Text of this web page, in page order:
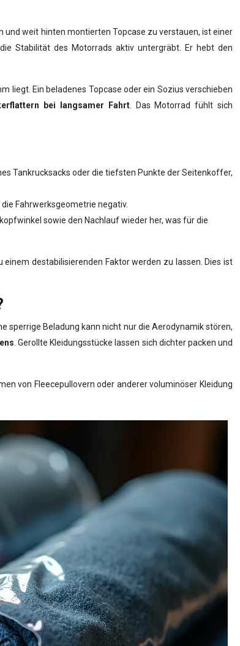
und weit hinten montierten Topcase zu verstauen, ist einer
Stabilität des Motorrads aktiv untergräbt. Er hebt den
liegt. Ein beladenes Topcase oder ein Sozius verschieben
bei langsamer Fahrt. Das Motorrad fühlt sich
Tankrucksacks oder die tiefsten Punkte der Seitenkoffer,
Fahrwerksgeometrie negativ.
sowie den Nachlauf wieder her, was für die
destabilisierenden Faktor werden zu lassen. Dies ist
sperrige Beladung kann nicht nur die Aerodynamik stören,
. Gerollte Kleidungsstücke lassen sich dichter packen und
von Fleecepullovern oder anderer voluminöser Kleidung